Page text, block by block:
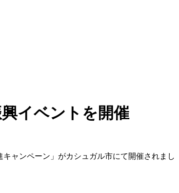
イベントを開催
ャンペーン」がカシュガル市にて開催されまし